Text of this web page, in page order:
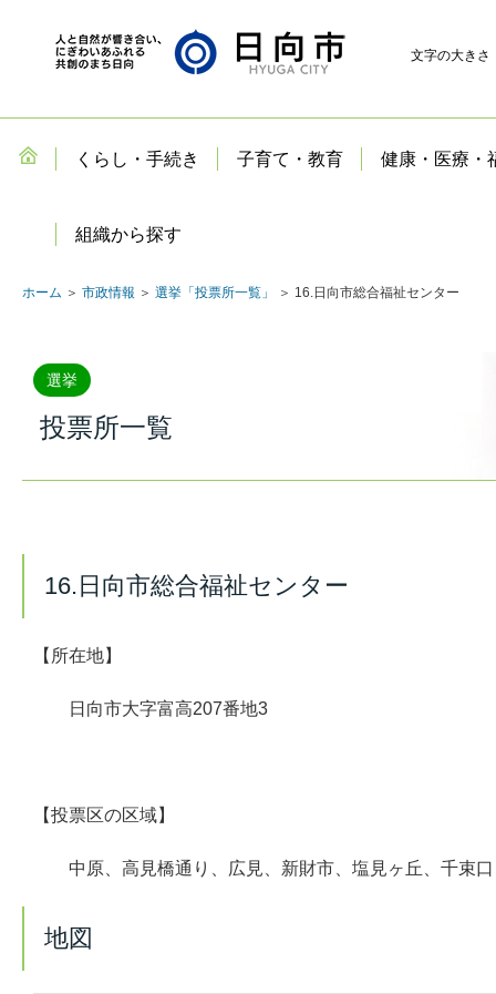
文字の大きさ
くらし・手続き 子育て・教育 健康・医療・
組織から探す
ホーム ＞ 市政情報 ＞ 選挙「投票所一覧」 ＞ 16.日向市総合福祉センター
選挙
投票所一覧
16.日向市総合福祉センター
【所在地】
日向市大字富高207番地3
【投票区の区域】
中原、高見橋通り、広見、新財市、塩見ヶ丘、千束口
地図